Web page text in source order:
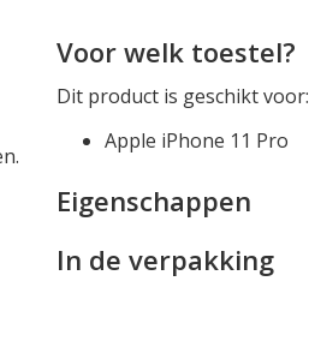
Voor welk toestel?
Dit product is geschikt voor:
Apple iPhone 11 Pro
Eigenschappen
In de verpakking